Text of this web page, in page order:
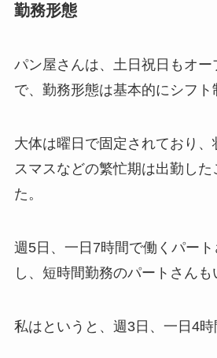
勤務形態
パン屋さんは、土日祝日もオ
で、勤務形態は基本的にシフト
大体は曜日で固定されており、
スマスなどの繁忙期は出勤した
た。
週5日、一日7時間で働くパー
し、短時間勤務のパートさんも
私はというと、週3日、一日4時